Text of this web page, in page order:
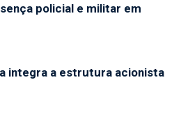
policial e militar em
integra a estrutura acionista